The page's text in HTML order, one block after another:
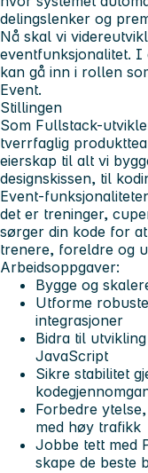
delingslenker og
Nå skal vi
eventfunksjonalitet. I
kan gå inn i rollen
Event.
Stillingen
Som Fullstack-
tverrfaglig
eierskap til alt vi
designskissen, til
Event-
det er treninger,
sørger din kode for
trenere, foreldre og
Arbeidsoppgaver:
Bygge og
Utforme
integrasjoner
Bidra til
JavaScript
Sikre stabilitet
Forbedre
med høy trafikk
Jobbe tett med
skape de beste